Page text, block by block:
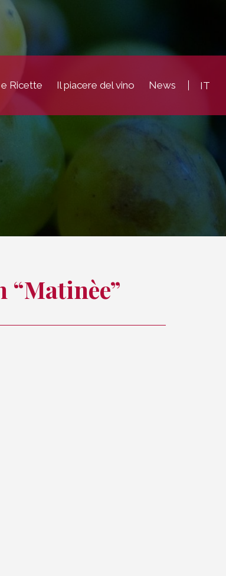
Ricette Il piacere del vino News IT
“Matinèe”